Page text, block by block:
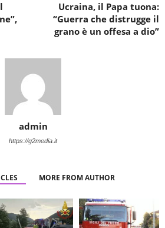
Ucraina, il Papa tuona:
“Guerra che distrugge il
grano è un offesa a dio”
admin
https://g2media.it
MORE FROM AUTHOR